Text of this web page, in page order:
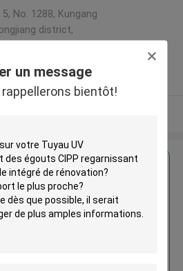
un message
bientôt!
5, No. 1288, Kungang
district,
vérifié
UV d'équipement des
CIPP regarnissant le